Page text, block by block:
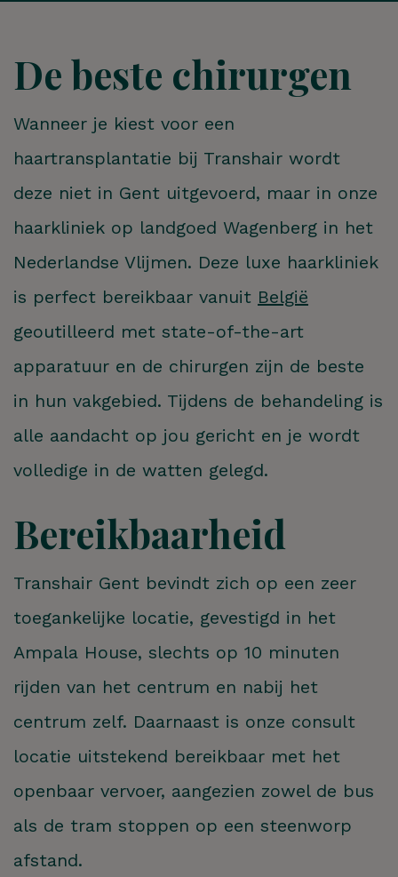
De beste chirurgen
Wanneer je kiest voor een
haartransplantatie bij Transhair wordt
deze niet in Gent uitgevoerd, maar in onze
haarkliniek op landgoed Wagenberg in het
Nederlandse Vlijmen. Deze luxe haarkliniek
is perfect bereikbaar vanuit België
geoutilleerd met state-of-the-art
apparatuur en de chirurgen zijn de beste
in hun vakgebied. Tijdens de behandeling is
alle aandacht op jou gericht en je wordt
volledige in de watten gelegd.
Bereikbaarheid
Transhair Gent bevindt zich op een zeer
toegankelijke locatie, gevestigd in het
Ampala House, slechts op 10 minuten
rijden van het centrum en nabij het
centrum zelf. Daarnaast is onze consult
locatie uitstekend bereikbaar met het
openbaar vervoer, aangezien zowel de bus
als de tram stoppen op een steenworp
afstand.